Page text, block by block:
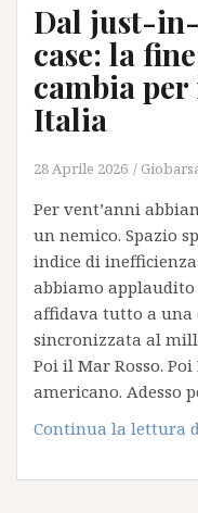
Dal just-
case: la
cambia
Italia
28 Aprile 2026
Per vent’anni
un nemico. Spazio
indice di
abbiamo applaudito
affidava tutto a una
sincronizzata al
Poi il Mar Rosso.
americano. Adesso
Continua la lettura